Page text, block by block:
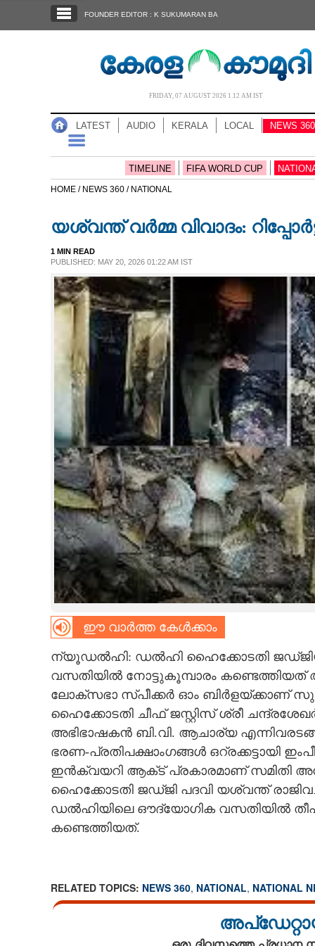
NOTIFIED NEWS
CASE DIARY
LIFESTYLE
SPIRITUAL
CARTOONS
LITERATURE
CONTACT US
FOUNDER EDITOR : K SUKUMARAN BA
FRIDAY, 07 AUGUST 2026 1.12 AM IST
LATEST AUDIO KERALA LOCAL NEWS 360
TIMELINE FIFA WORLD CUP
HOME / NEWS 360 / NATIONAL
യശ്വന്ത് വർമ്മ വിവാദം:
1 MIN READ
PUBLISHED: MAY 20, 2026 01:22 AM IST
ഈ വാർത്ത കേൾക്കാം
ന്യൂഡൽഹി: ഡൽഹി ഹൈക്കോടതി
വസതിയിൽ നോട്ടുകൂമ്പാരം കണ്ടെത്തിയത്
ലോക്‌സഭാ സ്‌പീക്കർ ഓം ബിർളയ്‌ക്കാണ്
ഹൈക്കോടതി ചീഫ് ജസ്റ്റിസ് ശ്രീ
അഭിഭാഷകൻ ബി.വി. ആചാര്യ
ഭരണ-പ്രതിപക്ഷാംഗങ്ങൾ ഒറ്രക്കട്ടായി
ഇൻക്വയറി ആക്‌ട് പ്രകാരമാണ് സമിതി
ഹൈക്കോടതി ജഡ്‌ജി പദവി യശ്വന്ത്
ഡൽഹിയിലെ ഔദ്യോഗിക വസതിയിൽ
കണ്ടെത്തിയത്.
RELATED TOPICS: NEWS 360, NATIONAL, NATIONAL